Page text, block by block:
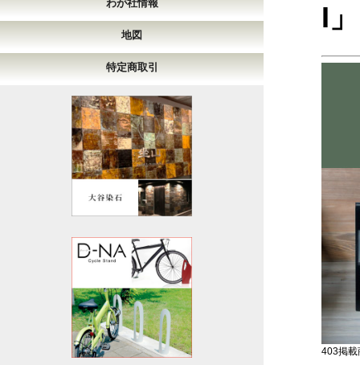
わが社情報
地図
特定商取引
I」
403掲載